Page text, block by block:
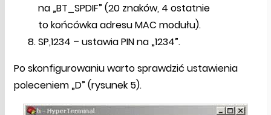
na „BT_SPDIF” (20 znaków, 4 ostatnie
to końcówka adresu MAC modułu).
SP,1234 – ustawia PIN na „1234”.
Po skonfigurowaniu warto sprawdzić ustawienia
poleceniem „D” (rysunek 5).